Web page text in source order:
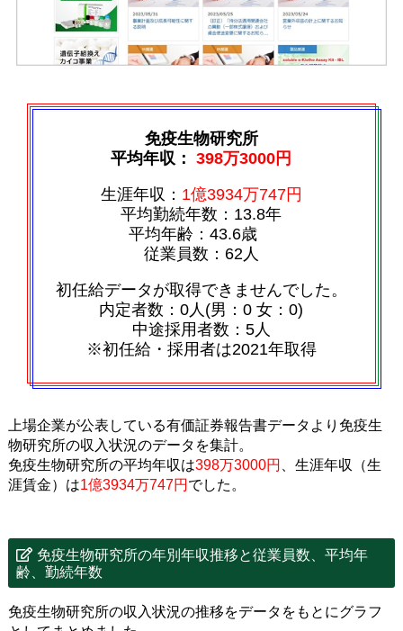
免疫生物研究所
平均年収：398万3000円
生涯年収： 1億3934万747円
平均勤続年数：13.8年
平均年齢：43.6歳
従業員数：62人
初任給データが取得できませんでした。
内定者数：0人(男：0 女：0)
中途採用者数：5人
※初任給・採用者は2021年取得
上場企業が公表している有価証券報告書データより免疫生
物研究所の収入状況のデータを集計。
免疫生物研究所の平均年収は398万3000円
、生涯年収（生
涯賃金）は1億3934万747円 でした。
免疫生物研究所の年別年収推移と従業員数、平均年
齢、勤続年数
免疫生物研究所の収入状況の推移をデータをもとにグラフ